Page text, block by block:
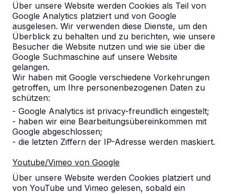
Über unsere Website werden Cookies als Teil von
Google Analytics platziert und von Google
ausgelesen. Wir verwenden diese Dienste, um den
Überblick zu behalten und zu berichten, wie unsere
Besucher die Website nutzen und wie sie über die
Google Suchmaschine auf unsere Website
gelangen.
Wir haben mit Google verschiedene Vorkehrungen
getroffen, um Ihre personenbezogenen Daten zu
schützen:
- Google Analytics ist privacy-freundlich eingestelt;
- haben wir eine Bearbeitungsübereinkommen mit
Google abgeschlossen;
- die letzten Ziffern der IP-Adresse werden maskiert.
Youtube/Vimeo von Google
Über unsere Website werden Cookies platziert und
von YouTube und Vimeo gelesen, sobald ein
Unsere Produkte finden Sie in ganz Europa
und darüber hinaus. Sehen Sie hier, wo Sie
ein HeBlad-Produkt in Ihrer Nähe finden.
Produkt
Alles anzeigen
Kategorie
Alles anzeigen
Ort oder Postleitzahl suchen